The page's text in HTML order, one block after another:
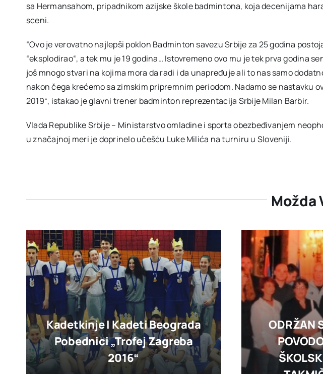
sa Hermansahom, pripadnikom azijske škole badmintona, koja decenijama
sceni.
“Ovo je verovatno najlepši poklon Badminton savezu Srbije za 25 godina
“eksplodirao“, a tek mu je 19 godina… Istovremeno ovo mu je tek prva godina
još mnogo stvari na kojima mora da radi i da unapređuje ali to nas samo
nakon čega krećemo sa zimskim pripremnim periodom. Nadamo se nastavku
2019“, istakao je glavni trener badminton reprezentacija Srbije Milan Barbir.
Vlada Republike Srbije – Ministarstvo omladine i sporta obezbeđivanjem
u značajnoj meri je doprinelo učešću Luke Milića na turniru u Sloveniji.
Možda
Kadetkinje I Kadeti Beograda
Pobednici „trofej Zagreba
2016“
ODRŽAN